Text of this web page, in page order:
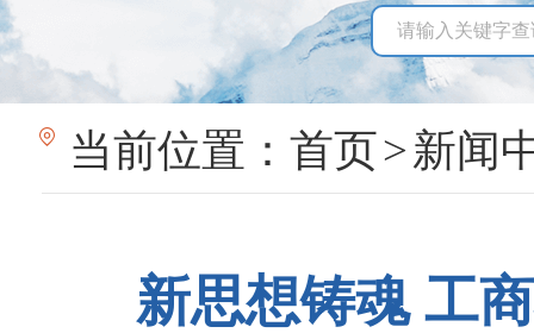
当前位置： 首页>新闻
新思想铸魂 工